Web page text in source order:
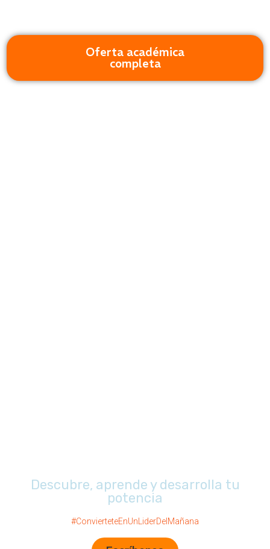
Oferta académica
completa
Descubre, aprende y desarrolla tu
potencia
#ConvierteteEnUnLiderDelMañana